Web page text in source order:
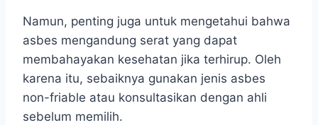
Namun, penting juga untuk mengetahui bahwa
asbes mengandung serat yang dapat
membahayakan kesehatan jika terhirup. Oleh
karena itu, sebaiknya gunakan jenis asbes
non-friable atau konsultasikan dengan ahli
sebelum memilih.